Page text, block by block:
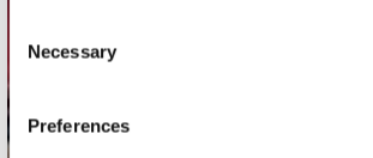
Selection
Necessary
Preferences